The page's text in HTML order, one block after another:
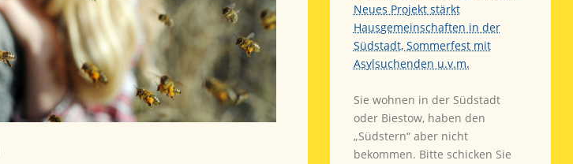
Neues Projekt stärkt
Hausgemeinschaften in der
Südstadt, Sommerfest mit
Asylsuchenden u.v.m.
Sie wohnen in der Südstadt
oder Biestow, haben den
„Südstern“ aber nicht
bekommen. Bitte schicken Sie